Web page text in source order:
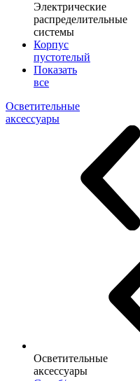
Электрические
распределительные
системы
Корпус
пустотелый
Показать
все
Осветительные
аксессуары
Осветительные
аксессуары